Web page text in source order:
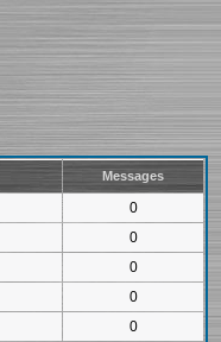
Messages
0
0
0
0
0